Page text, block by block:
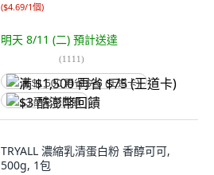
($4.69/1個)
明天 8/11 (二) 預計送達
(1111)
满 $1,500 再省 $75 (王道卡)
$3 酷澎幣回饋
TRYALL 濃縮乳清蛋白粉 香醇可可,
500g, 1包